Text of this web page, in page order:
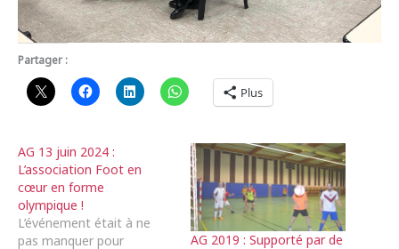
Partager :
Plus
AG 13 juin 2024 :
L’association Foot en
cœur en forme
olympique !
L’événement était à ne
pas manquer pour
AG 2019 : Supporté par de